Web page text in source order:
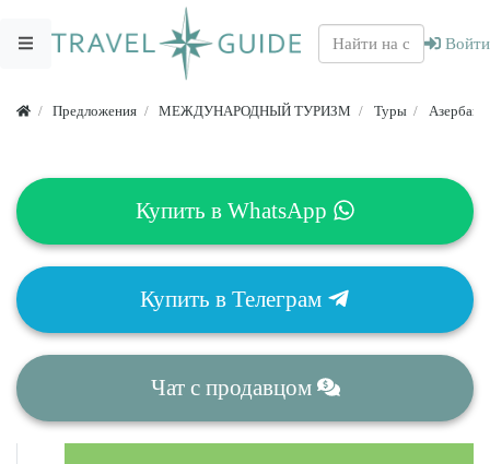
Войти
Предложения МЕЖДУНАРОДНЫЙ ТУРИЗМ Туры
Купить в WhatsApp
Купить в Телеграм
Чат с продавцом